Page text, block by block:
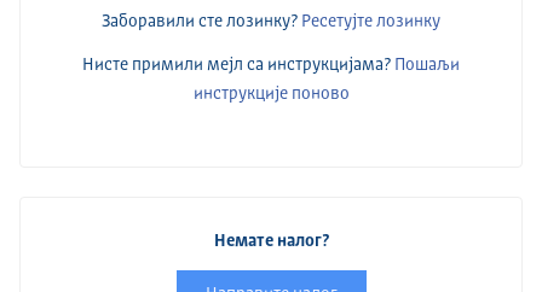
Заборавили сте лозинку? Ресетујте лозинку
Нисте примили мејл са инструкцијама?
Пошаљи
инструкције поново
Немате налог?